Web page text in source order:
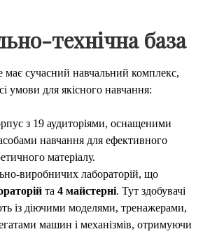
технічна база
має сучасний навчальний комплекс,
умови для якісного навчання:
з 19 аудиторіями, оснащеними
навчання для ефективного
матеріалу.
виробничих лабораторій, що
та 4 майстерні. Тут здобувачі
із діючими моделями, тренажерами,
машин і механізмів, отримуючи